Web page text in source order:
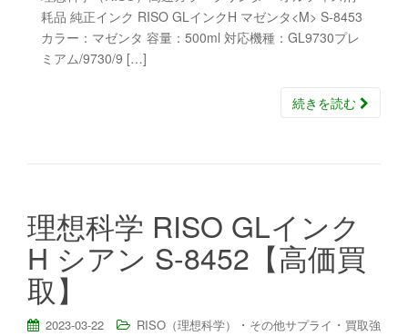
耗品 純正インク RISO GLインクH マゼンタ<M> S-8453
カラー：マゼンタ 容量：500ml 対応機種：GL9730プレ
ミアム/9730/9 […]
続きを読む
理想科学 RISO GLインク
H シアン S-8452【高価買
取】
2023-03-22 RISO（理想科学） ・ その他サプライ ・ 買取強